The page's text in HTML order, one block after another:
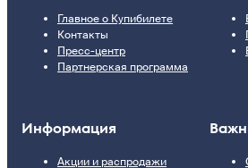
Главное о Купибилете
Контакты
Пресс-центр
Партнерская программа
Информация
Акции и распродажи